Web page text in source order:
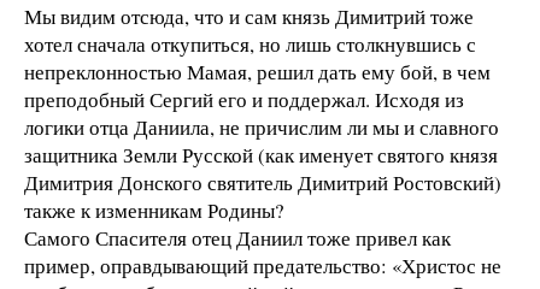
Мы видим отсюда, что и сам князь Димитрий тоже
хотел сначала откупиться, но лишь столкнувшись с
непреклонностью Мамая, решил дать ему бой, в чем
преподобный Сергий его и поддержал. Исходя из
логики отца Даниила, не причислим ли мы и славного
защитника Земли Русской (как именует святого князя
Димитрия Донского святитель Димитрий Ростовский)
также к изменникам Родины?
Самого Спасителя отец Даниил тоже привел как
пример, оправдывающий предательство: «Христос не